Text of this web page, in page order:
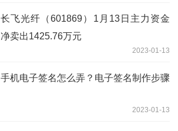
长飞光纤（601869）1月13日主力资金
净卖出1425.76万元
2023-01-13
手机电子签名怎么弄？电子签名制作步骤
2023-01-13